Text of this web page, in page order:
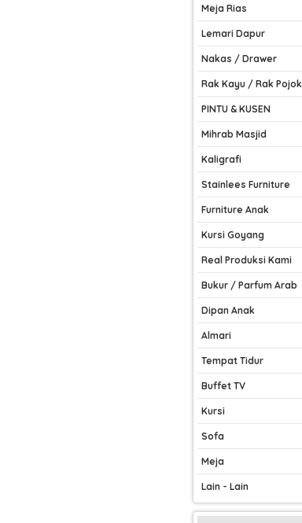
Meja Rias
Lemari Dapur
Nakas / Drawer
Rak Kayu / Rak Pojok
PINTU & KUSEN
Mihrab Masjid
Kaligrafi
Stainlees Furniture
Furniture Anak
Kursi Goyang
Real Produksi Kami
Bukur / Parfum Arab
Dipan Anak
Almari
Tempat Tidur
Buffet TV
Kursi
Sofa
Meja
Lain - Lain